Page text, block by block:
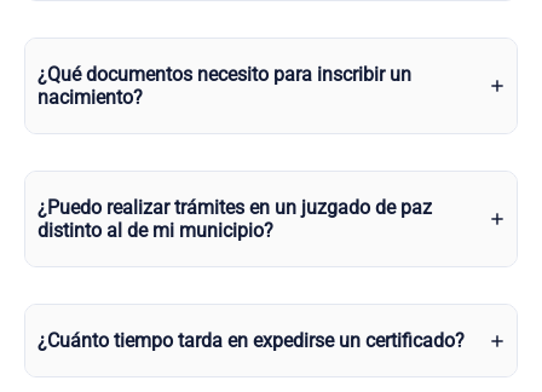
¿Qué documentos necesito para inscribir un
nacimiento?
¿Puedo realizar trámites en un juzgado de paz
distinto al de mi municipio?
¿Cuánto tiempo tarda en expedirse un certificado?